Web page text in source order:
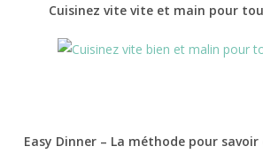
Cuisinez vite vite et main pour
Easy Dinner – La méthode pour